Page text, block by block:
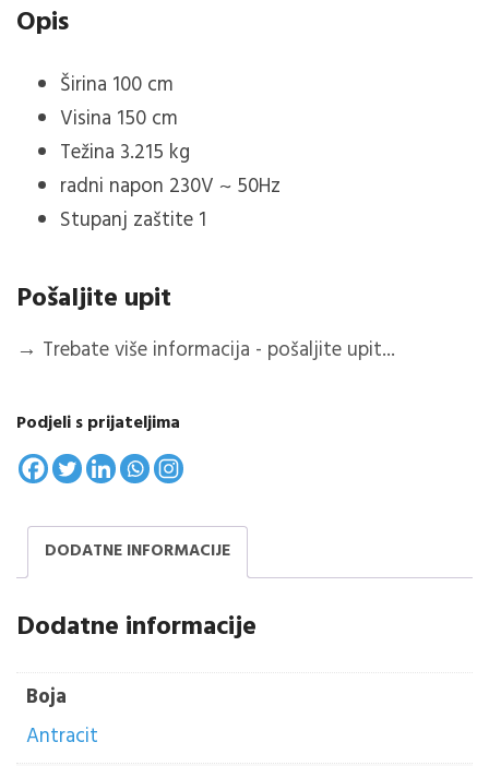
Opis
Širina 100 cm
Visina 150 cm
Težina 3.215 kg
radni napon 230V ~ 50Hz
Stupanj zaštite 1
Pošaljite upit
→ Trebate više informacija - pošaljite upit...
Podjeli s prijateljima
DODATNE INFORMACIJE
Dodatne informacije
Boja
Antracit